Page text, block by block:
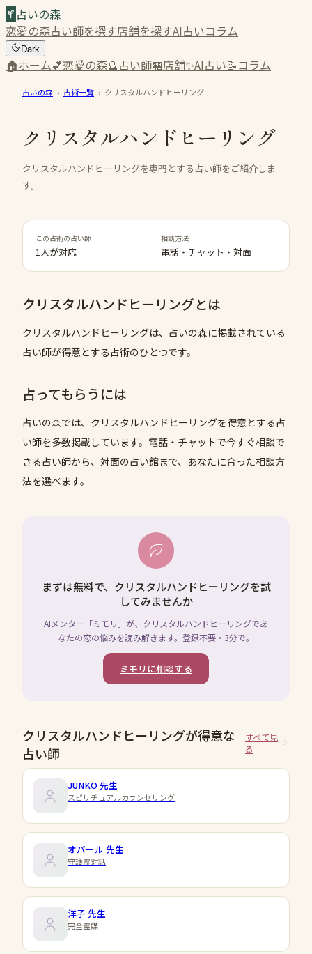
占いの森
恋愛の森占い師を探す店舗を探すAI占いコラム
Dark
🏠ホーム💕恋愛の森🔮占い師🏪店舗✨AI占い📝コラム
占いの森 › 占術一覧 › クリスタルハンドヒーリング
クリスタルハンドヒーリング
クリスタルハンドヒーリングを専門とする占い師をご紹介しま
す。
この占術の占い師
1人が対応
相談方法
電話・チャット・対面
クリスタルハンドヒーリングとは
クリスタルハンドヒーリングは、占いの森に掲載されている
占い師が得意とする占術のひとつです。
占ってもらうには
占いの森では、 クリスタルハンドヒーリングを得意とする占
い師を多数掲載しています。電話・チャットで今すぐ相談で
きる占い師から、対面の占い館まで、あなたに合った相談方
法を選べます。
まずは無料で、クリスタルハンドヒーリングを試
してみませんか
AIメンター「ミモリ」が、クリスタルハンドヒーリングであ
なたの恋の悩みを読み解きます。登録不要・3分で。
ミモリに相談する
クリスタルハンドヒーリングが得意な
占い師
すべて見
る
JUNKO先生
スピリチュアルカウンセリング
オパール 先生
守護霊対話
洋子 先生
完全霊媒